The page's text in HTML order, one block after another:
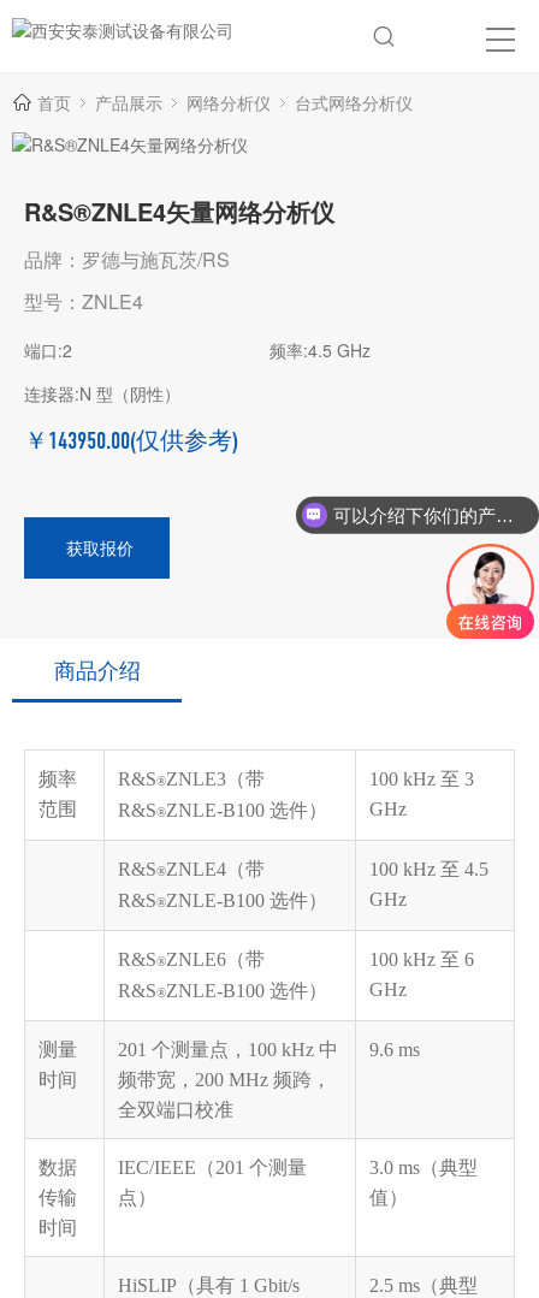
首页 产品展示 网络分析仪 台式网络分析仪
R&S®ZNLE4矢量网络分析仪
品牌：罗德与施瓦茨/RS
型号：ZNLE4
端口:2
频率:4.5 GHz
连接器:N 型（阴性）
￥143950.00(仅供参考)
获取报价
商品介绍
频率
范围
R&S®ZNLE3（带
R&S®ZNLE-B100 选件）
100 kHz 至 3
GHz
R&S®ZNLE4（带
R&S®ZNLE-B100 选件）
100 kHz 至 4.5
GHz
R&S®ZNLE6（带
R&S®ZNLE-B100 选件）
100 kHz 至 6
GHz
测量
时间
201 个测量点，100 kHz 中
频带宽，200 MHz 频跨，
全双端口校准
9.6 ms
数据
传输
时间
IEC/IEEE（201 个测量
点）
3.0 ms（典型
值）
HiSLIP（具有 1 Gbit/s
2.5 ms（典型
可以介绍下你们的产品么？